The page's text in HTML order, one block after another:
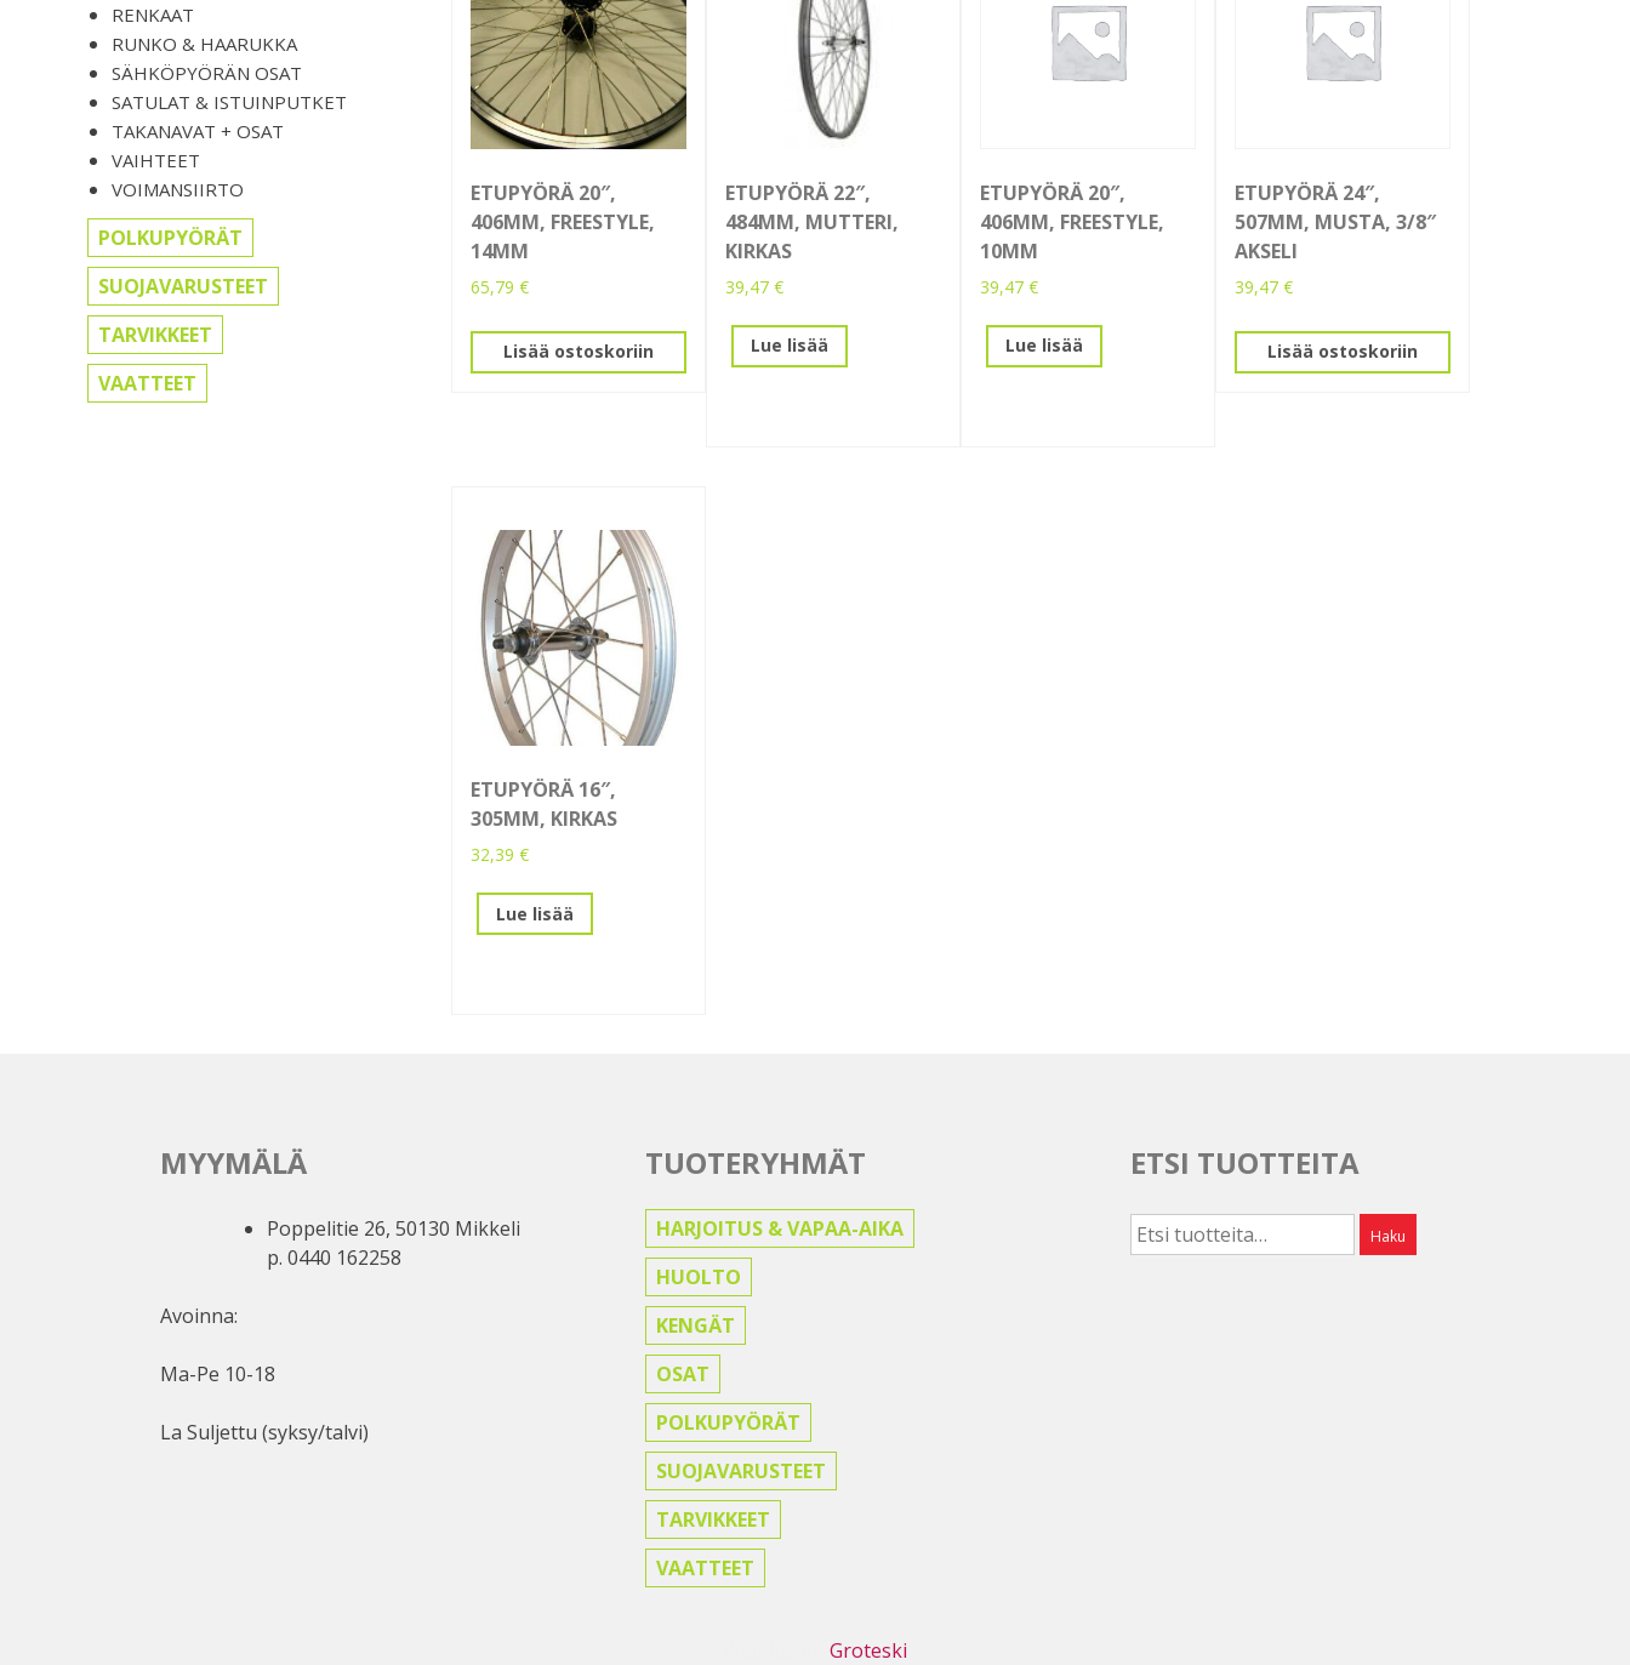
RENKAAT
RUNKO & HAARUKKA
SÄHKÖPYÖRÄN OSAT
SATULAT & ISTUINPUTKET
TAKANAVAT + OSAT
VAIHTEET
VOIMANSIIRTO
POLKUPYÖRÄT
SUOJAVARUSTEET
TARVIKKEET
VAATTEET
ETUPYÖRÄ 20″,
406MM, FREESTYLE,
14MM
65,79 €
Lisää ostoskoriin
ETUPYÖRÄ 22″,
484MM, MUTTERI,
KIRKAS
39,47 €
Lue lisää
ETUPYÖRÄ 20″,
406MM, FREESTYLE,
10MM
39,47 €
Lue lisää
ETUPYÖRÄ 24″,
507MM, MUSTA, 3/8″
AKSELI
39,47 €
Lisää ostoskoriin
ETUPYÖRÄ 16″,
305MM, KIRKAS
32,39 €
Lue lisää
MYYMÄLÄ
Poppelitie 26, 50130 Mikkeli
p. 0440 162258
Avoinna:
Ma-Pe 10-18
La Suljettu (syksy/talvi)
TUOTERYHMÄT
HARJOITUS & VAPAA-AIKA
HUOLTO
KENGÄT
OSAT
POLKUPYÖRÄT
SUOJAVARUSTEET
TARVIKKEET
VAATTEET
ETSI TUOTTEITA
Etsi: Haku
Groteski